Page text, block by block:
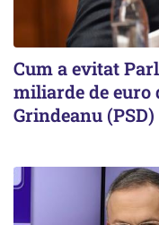
Cum a evitat
miliarde de
Grindeanu (PSD)